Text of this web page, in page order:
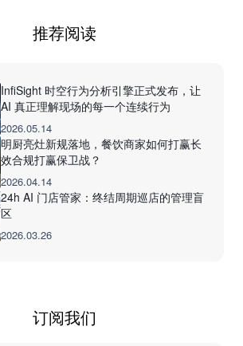
推荐阅读
InfiSight 时空行为分析引擎正式发布，让
AI 真正理解现场的每一个连续行为
2026.05.14
明厨亮灶新规落地，餐饮商家如何打赢长
效合规打赢保卫战？
2026.04.14
24h AI 门店管家：终结周期巡店的管理盲
区
2026.03.26
订阅我们